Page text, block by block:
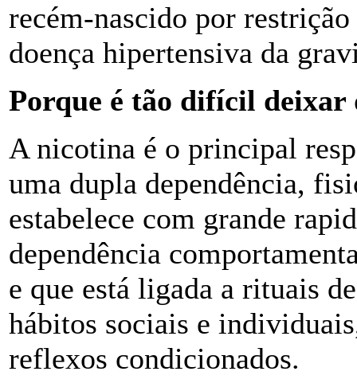
recém-nascido por
doença hipertensiva da
Porque é tão difícil deixar
A nicotina é o principal
uma dupla dependência,
estabelece com grande
dependência
e que está ligada a rituais
hábitos sociais e
reflexos condicionados.